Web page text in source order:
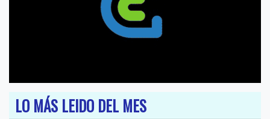
LO MÁS LEIDO DEL MES